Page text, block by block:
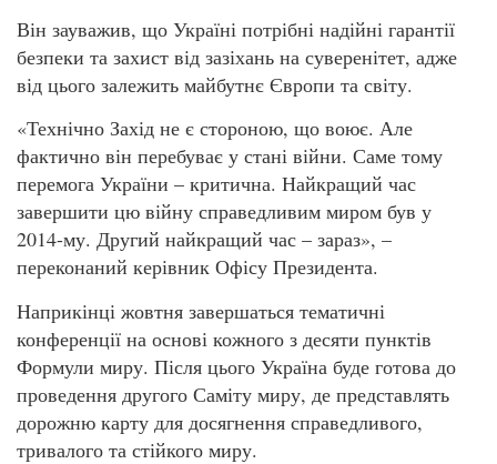
Він зауважив, що Україні потрібні надійні гарантії
безпеки та захист від зазіхань на суверенітет, адже
від цього залежить майбутнє Європи та світу.
«Технічно Захід не є стороною, що воює. Але
фактично він перебуває у стані війни. Саме тому
перемога України – критична. Найкращий час
завершити цю війну справедливим миром був у
2014-му. Другий найкращий час – зараз», –
переконаний керівник Офісу Президента.
Наприкінці жовтня завершаться тематичні
конференції на основі кожного з десяти пунктів
Формули миру. Після цього Україна буде готова до
проведення другого Саміту миру, де представлять
дорожню карту для досягнення справедливого,
тривалого та стійкого миру.